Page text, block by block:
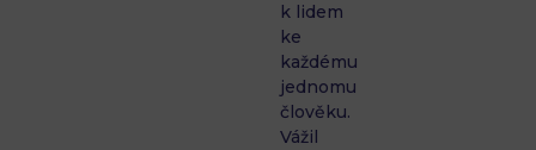
k lidem
ke
každému
jednomu
člověku.
Vážil